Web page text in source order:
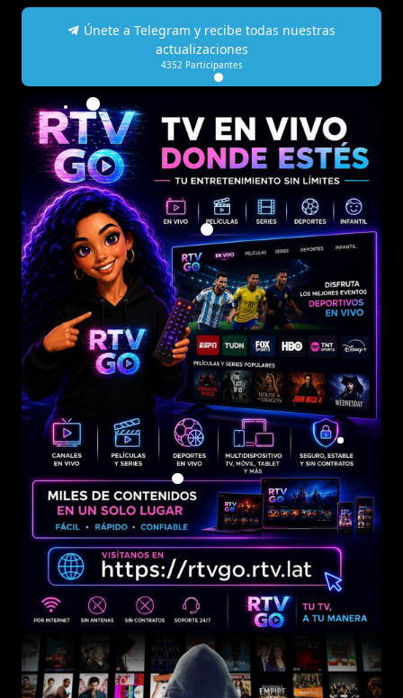
Únete a Telegram y recibe todas nuestras
actualizaciones
4352 Participantes